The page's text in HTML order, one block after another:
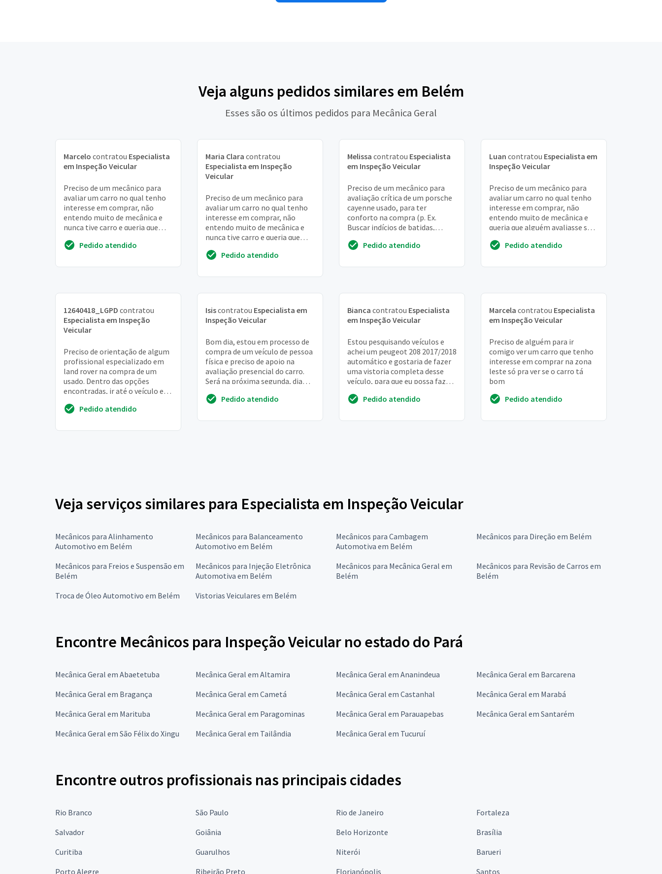
Veja alguns pedidos similares em Belém
Esses são os últimos pedidos para Mecânica Geral
Marcelo contratou Especialista
em Inspeção Veicular
Preciso de um mecânico para
avaliar um carro no qual tenho
interesse em comprar, não
entendo muito de mecânica e
nunca tive carro e queria que
em boas con...
Pedido atendido
Maria Clara contratou
Especialista em Inspeção
Veicular
Preciso de um mecânico para
avaliar um carro no qual tenho
interesse em comprar, não
entendo muito de mecânica e
nunca tive carro e queria que
em boas con...
Pedido atendido
Melissa contratou Especialista
em Inspeção Veicular
Preciso de um mecânico para
avaliação crítica de um porsche
cayenne usado, para ter
conforto na compra (p. Ex.
Buscar indícios de batidas,
elétricos que podem gerar...
Pedido atendido
Luan contratou Especialista em
Inspeção Veicular
Preciso de um mecânico para
avaliar um carro no qual tenho
interesse em comprar, não
entendo muito de mecânica e
queria que alguém avaliasse se o
não vá apr...
Pedido atendido
12640418_LGPD contratou
Especialista em Inspeção
Veicular
Preciso de orientação de algum
profissional especializado em
land rover na compra de um
usado. Dentro das opções
encontradas, ir até o veículo e
Pedido atendido
Isiscontratou Especialista em
Inspeção Veicular
Bom dia, estou em processo de
compra de um veículo de pessoa
física e preciso de apoio na
avaliação presencial do carro.
Será na próxima segunda, dia
Pedido atendido
Bianca contratou Especialista
em Inspeção Veicular
Estou pesquisando veículos e
achei um peugeot 208 2017/2018
automático e gostaria de fazer
uma vistoria completa desse
veículo, para que eu possa fazer
muito o...Pedido atendido
Marcela contratou Especialista
em Inspeção Veicular
Preciso de alguém para ir
comigo ver um carro que tenho
interesse em comprar na zona
leste só pra ver se o carro tá
bom
Pedido atendido
Veja serviços similares para Especialista em Inspeção Veicular
Mecânicos para Alinhamento
Automotivo em Belém
Mecânicos para Balanceamento
Automotivo em Belém
Mecânicos para Cambagem
Automotiva em Belém
Mecânicos para Direção em Belém
Mecânicos para Freios e Suspensão em
Belém
Mecânicos para Injeção Eletrônica
Automotiva em Belém
Mecânicos para Mecânica Geral em
Belém
Mecânicos para Revisão de Carros em
Belém
Troca de Óleo Automotivo em Belém
Vistorias Veiculares em Belém
Encontre Mecânicos para Inspeção Veicular no estado do Pará
Mecânica Geral em Abaetetuba Mecânica Geral em Altamira Mecânica Geral em Ananindeua
Mecânica Geral em Barcarena
Mecânica Geral em Bragança
Mecânica Geral em Cametá Mecânica Geral em Castanhal
Mecânica Geral em Marabá
Mecânica Geral em Marituba
Mecânica Geral em Paragominas Mecânica Geral em Parauapebas
Mecânica Geral em Santarém
Mecânica Geral em São Félix do Xingu
Mecânica Geral em Tailândia Mecânica Geral em Tucuruí
Encontre outros profissionais nas principais cidades
Rio Branco São Paulo Rio de Janeiro
Fortaleza
Salvador
Goiânia Belo Horizonte
Brasília
Curitiba
Guarulhos Niterói
Barueri
Porto Alegre
Ribeirão Preto Florianópolis Santos